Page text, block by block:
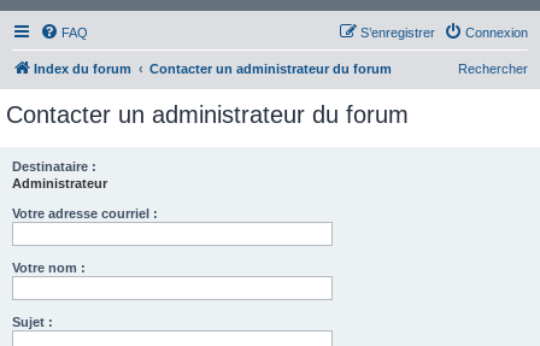
FAQ Connexion
S’enregistrer
Index du forum Contacter un administrateur du forum Rechercher
Contacter un administrateur du forum
Destinataire :
Administrateur
Votre adresse courriel :
Votre nom :
Sujet :